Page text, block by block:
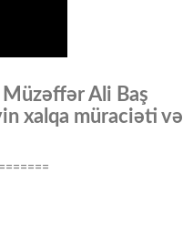
Ali Baş
xalqa müraciəti və